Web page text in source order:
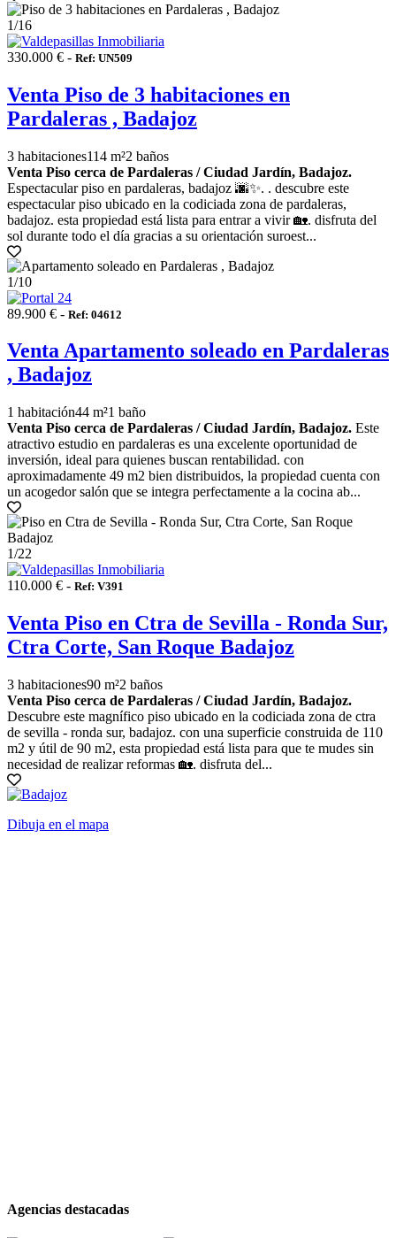
1/16
330.000 € - Ref: UN509
Venta Piso de 3 habitaciones en
Pardaleras , Badajoz
3 habitaciones114 m²2 baños
Venta Piso cerca de Pardaleras / Ciudad Jardín, Badajoz.
Espectacular piso en pardaleras, badajoz 🌆✨. . descubre este
espectacular piso ubicado en la codiciada zona de pardaleras,
badajoz. esta propiedad está lista para entrar a vivir 🏡. disfruta del
sol durante todo el día gracias a su orientación suroest...
1/10
89.900 € - Ref: 04612
Venta Apartamento soleado en Pardaleras
, Badajoz
1 habitación44 m²1 baño
Venta Piso cerca de Pardaleras / Ciudad Jardín, Badajoz. Este
atractivo estudio en pardaleras es una excelente oportunidad de
inversión, ideal para quienes buscan rentabilidad. con
aproximadamente 49 m2 bien distribuidos, la propiedad cuenta con
un acogedor salón que se integra perfectamente a la cocina ab...
1/22
110.000 € - Ref: V391
Venta Piso en Ctra de Sevilla - Ronda Sur,
Ctra Corte, San Roque Badajoz
3 habitaciones90 m²2 baños
Venta Piso cerca de Pardaleras / Ciudad Jardín, Badajoz.
Descubre este magnífico piso ubicado en la codiciada zona de ctra
de sevilla - ronda sur, badajoz. con una superficie construida de 110
m2 y útil de 90 m2, esta propiedad está lista para que te mudes sin
necesidad de realizar reformas 🏡. disfruta del...
Dibuja en el mapa
Agencias destacadas